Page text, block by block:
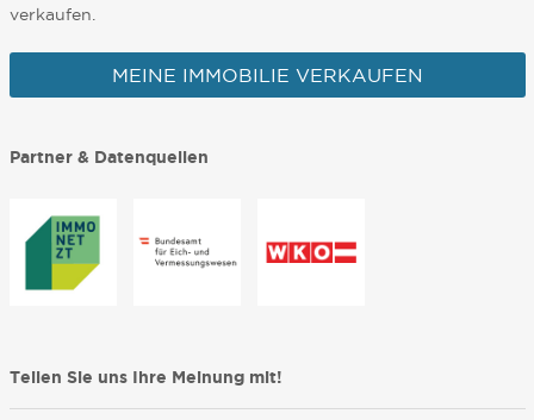
verkaufen.
MEINE IMMOBILIE VERKAUFEN
Partner & Datenquellen
Teilen Sie uns Ihre Meinung mit!